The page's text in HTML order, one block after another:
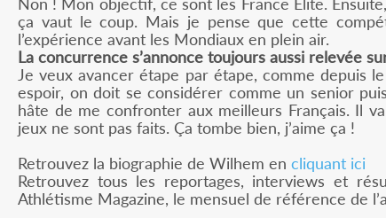
ça vaut le coup. Mais je pense que cette
l’expérience avant les Mondiaux en plein air.
La concurrence s’annonce toujours aussi relevée
Je veux avancer étape par étape, comme depuis
espoir, on doit se considérer comme un senior
hâte de me confronter aux meilleurs Français. Il
jeux ne sont pas faits. Ça tombe bien, j’aime ça !
Retrouvez la biographie de Wilhem en cliquant ici
Retrouvez tous les reportages, interviews et
Athlétisme Magazine, le mensuel de référence de